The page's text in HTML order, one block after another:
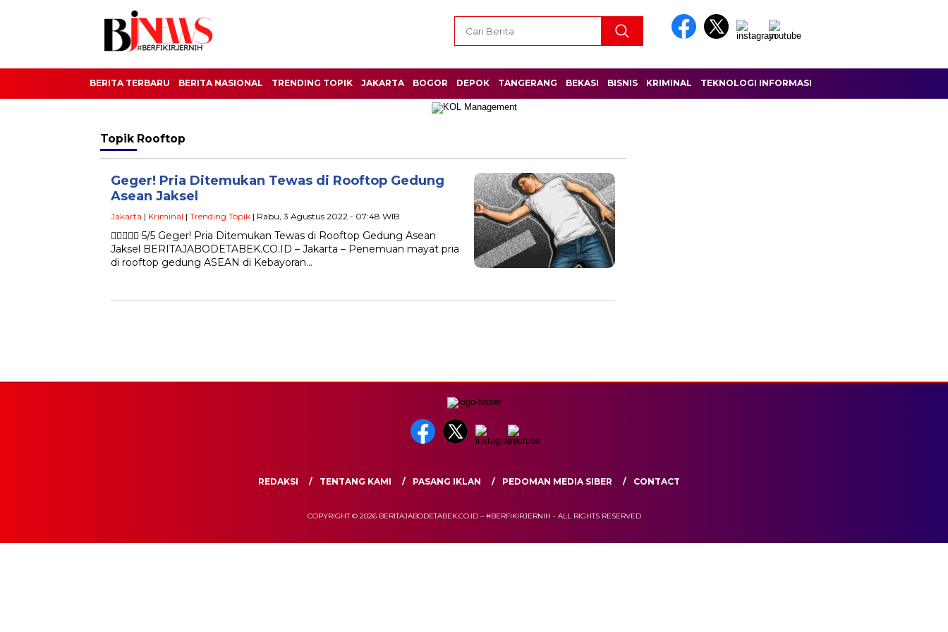
BERITA TERBARU BERITA NASIONAL TRENDING TOPIK JAKARTA BOGOR DEPOK TANGERANG BEKASI BISNIS KRIMINAL TEKNOLOGI INFORMASI
Topik Rooftop
Geger! Pria Ditemukan Tewas di Rooftop Gedung
Asean Jaksel
Jakarta | Kriminal | Trending Topik | Rabu, 3 Agustus 2022 - 07:48 WIB
 5/5 Geger! Pria Ditemukan Tewas di Rooftop Gedung Asean
Jaksel BERITAJABODETABEK.CO.ID – Jakarta – Penemuan mayat pria
di rooftop gedung ASEAN di Kebayoran…
REDAKSI TENTANG KAMI PASANG IKLAN PEDOMAN MEDIA SIBER CONTACT
COPYRIGHT © 2026 BERITAJABODETABEK.CO.ID – #BERFIKIRJERNIH - ALL RIGHTS RESERVED